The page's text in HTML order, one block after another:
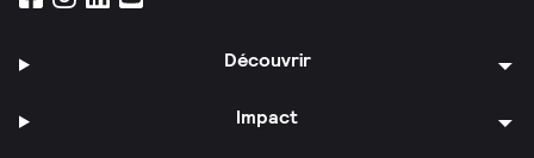
Découvrir
Impact